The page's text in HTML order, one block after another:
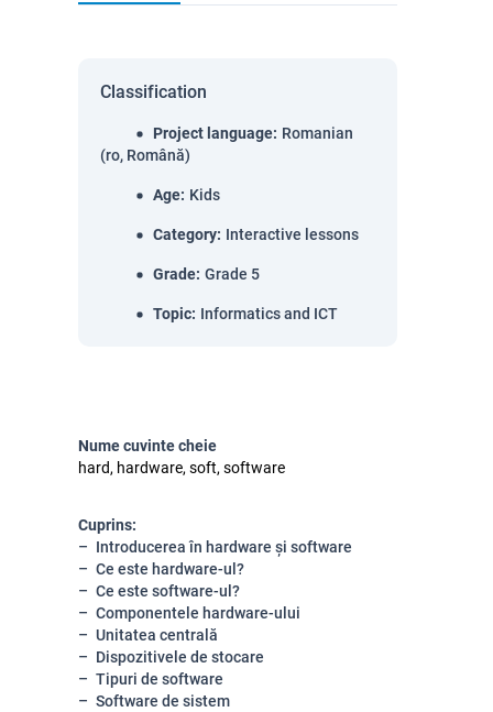
Classification
Project language: Romanian
(ro, Română)
Age: Kids
Category: Interactive lessons
Grade: Grade 5
Topic: Informatics and ICT
Nume cuvinte cheie
hard, hardware, soft, software
Cuprins:
Introducerea în hardware și software
Ce este hardware-ul?
Ce este software-ul?
Componentele hardware-ului
Unitatea centrală
Dispozitivele de stocare
Tipuri de software
Software de sistem